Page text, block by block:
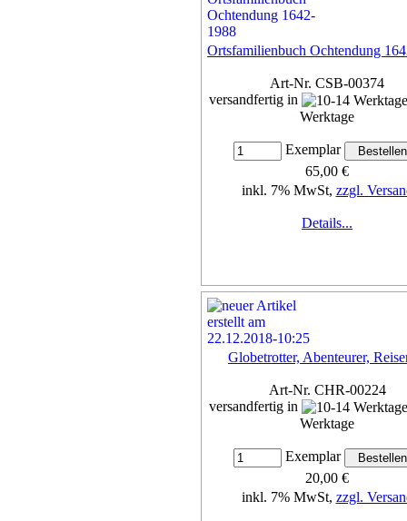
Ortsfamilienbuch Ochtendung
Art-Nr. CSB-00374
versandfertig in
Werktage
Exemplar
65,00 €
inkl. 7% MwSt, zzgl.
Details...
Globetrotter, Abenteurer,
Art-Nr. CHR-00224
versandfertig in
Werktage
Exemplar
20,00 €
inkl. 7% MwSt, zzgl.